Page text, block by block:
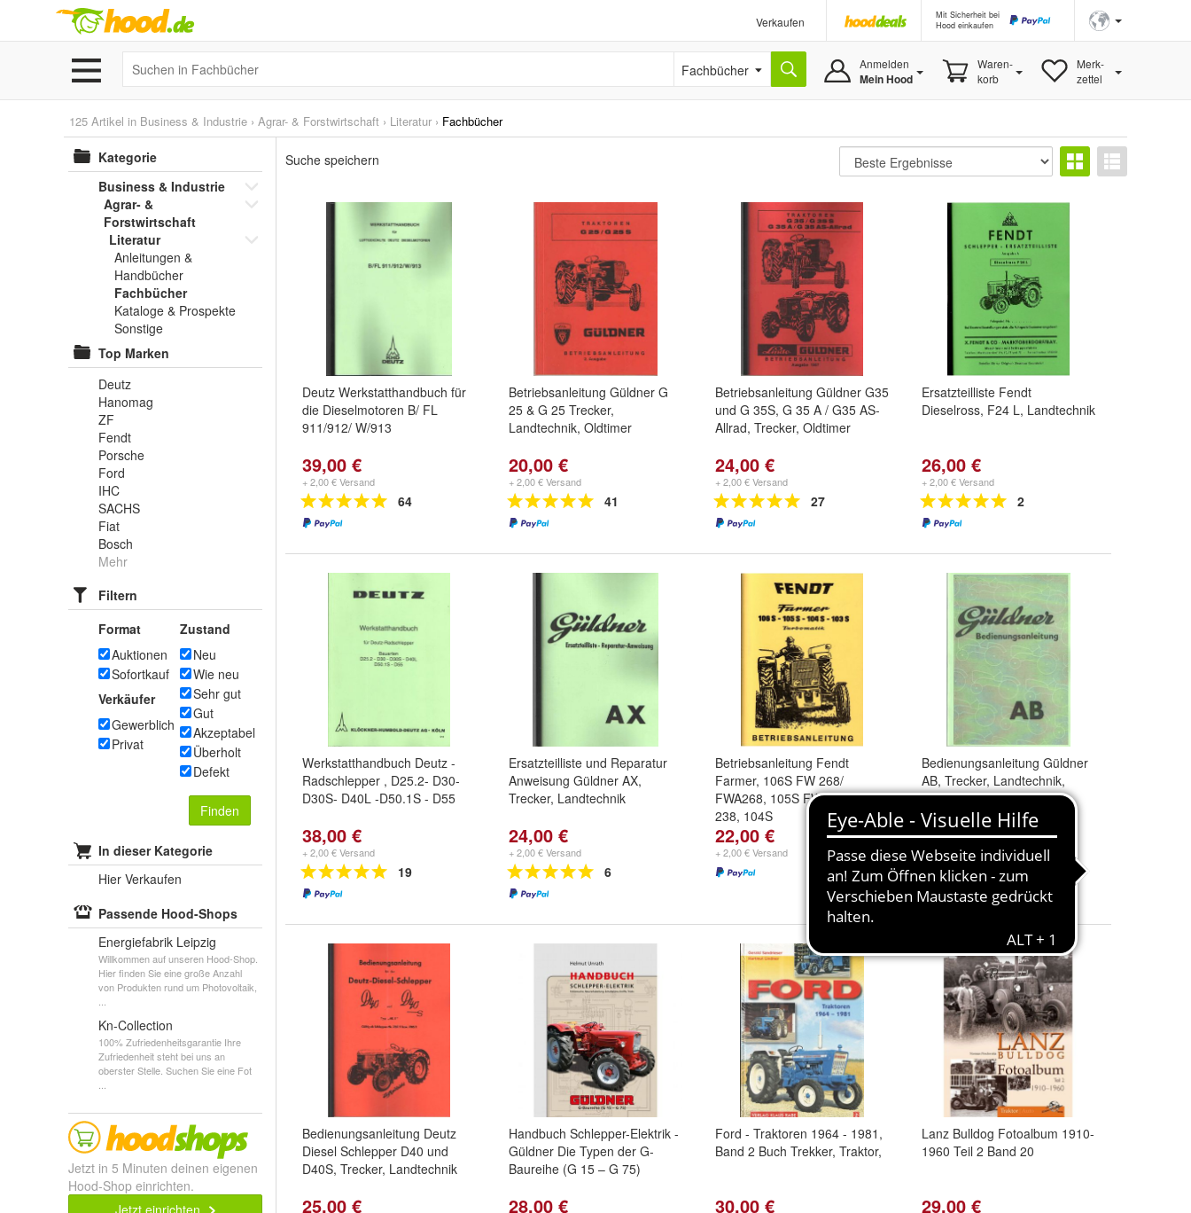
Verkaufen
Mit Sicherheit bei
Hood einkaufen
Fachbücher Anmelden
Mein Hood
Waren-
korb
Merk-
zettel
125 Artikel in Business & Industrie › Agrar- & Forstwirtschaft › Literatur › Fachbücher
Kategorie
Business & Industrie
Agrar- &
Forstwirtschaft
Literatur
Anleitungen &
Handbücher
Fachbücher
Kataloge & Prospekte
Sonstige
Top Marken
Deutz
Hanomag
ZF
Fendt
Porsche
Ford
IHC
SACHS
Fiat
Bosch
Mehr
Filtern
Format
Auktionen
Sofortkauf
Verkäufer
Gewerblich
Privat
Zustand
Neu
Wie neu
Sehr gut
Gut
Akzeptabel
Überholt
Defekt
Finden
In dieser Kategorie
Hier Verkaufen
Passende Hood-Shops
Energiefabrik Leipzig
Willkommen auf unseren Hood-Shop.
Hier finden Sie eine große Anzahl
von Produkten rund um Photovoltaik,
Kn-Collection
100% Zufriedenheitsgarantie Ihre
Zufriedenheit steht bei uns an
oberster Stelle. Suchen Sie eine Fot
Jetzt in 5 Minuten deinen eigenen
Hood-Shop einrichten.
Jetzt einrichten
Suche speichern
Deutz Werkstatthandbuch für
die Dieselmotoren B/ FL
911/912/ W/913
39,00 €
+ 2,00 € Versand
64
Betriebsanleitung Güldner G
25 & G 25 Trecker,
Landtechnik, Oldtimer
20,00 €
+ 2,00 € Versand
41
Betriebsanleitung Güldner G35
und G 35S, G 35 A / G35 AS-
Allrad, Trecker, Oldtimer
24,00 €
+ 2,00 € Versand
27
Ersatzteilliste Fendt
Dieselross, F24 L, Landtechnik
26,00 €
+ 2,00 € Versand
2
Werkstatthandbuch Deutz -
Radschlepper , D25.2- D30-
D30S- D40L -D50.1S - D55
38,00 €
+ 2,00 € Versand
19
Ersatzteilliste und Reparatur
Anweisung Güldner AX,
Trecker, Landtechnik
24,00 €
+ 2,00 € Versand
6
Betriebsanleitung Fendt
Farmer, 106S FW 268/
FWA268, 105S FW238 / /AW
238, 104S
22,00 €
+ 2,00 € Versand
Bedienungsanleitung Güldner
AB, Trecker, Landtechnik,
Oldtimer
16,00 €
+ 2,00 € Versand
6
Bedienungsanleitung Deutz
Diesel Schlepper D40 und
D40S, Trecker, Landtechnik
25,00 €
Handbuch Schlepper-Elektrik -
Güldner Die Typen der G-
Baureihe (G 15 – G 75)
28,00 €
Ford - Traktoren 1964 - 1981,
Band 2 Buch Trekker, Traktor,
30,00 €
Lanz Bulldog Fotoalbum 1910-
1960 Teil 2 Band 20
29,00 €